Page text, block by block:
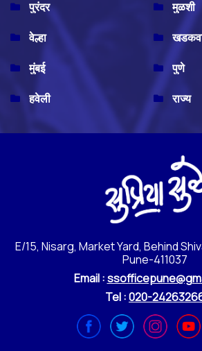
पुरंदर
मुळशी
वेल्हा
मुंबई
पुणे
हवेली
राज्य
E/15, Nisarg, Market Yard, Behind
Pune-411037
Email :
Tel :020-